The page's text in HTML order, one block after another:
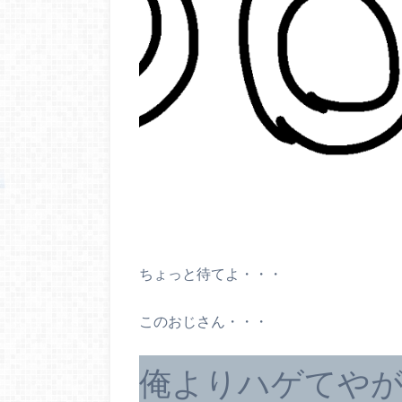
ちょっと待てよ・・・
このおじさん・・・
俺よりハゲてや